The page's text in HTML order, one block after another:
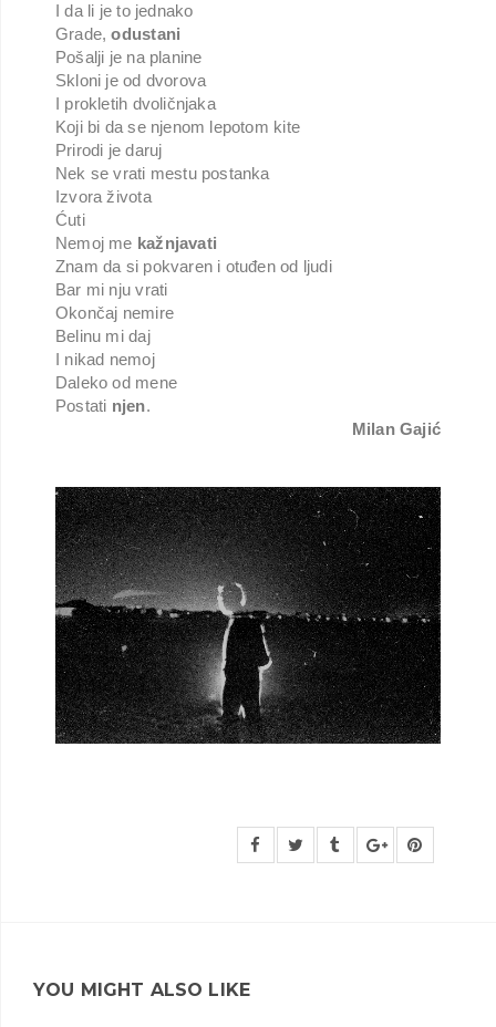
I da li je to jednako
Grade,odustani
Pošalji je na planine
Skloni je od dvorova
I prokletih dvoličnjaka
Koji bi da se njenom lepotom kite
Prirodi je daruj
Nek se vrati mestu postanka
Izvora života
Ćuti
Nemoj me kažnjavati
Znam da si pokvaren i otuđen od ljudi
Bar mi nju vrati
Okončaj nemire
Belinu mi daj
I nikad nemoj
Daleko od mene
Postati njen.
Milan Gajić
YOU MIGHT ALSO LIKE